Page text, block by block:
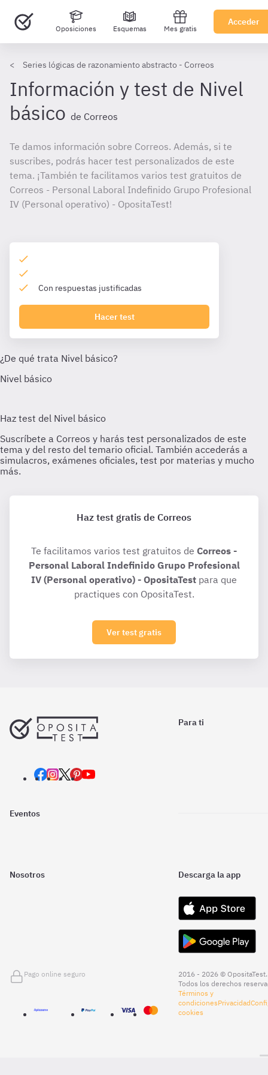
Oposiciones Esquemas Mes gratis
Acceder
Series lógicas de razonamiento abstracto - Correos
Información y test de Nivel
básico de Correos
Te damos información sobre Correos. Además, si te
suscribes, podrás hacer test personalizados de este
tema. ¡También te facilitamos varios test gratuitos de
Correos - Personal Laboral Indefinido Grupo Profesional
IV (Personal operativo) - OpositaTest!
Con respuestas justificadas
Hacer test
Haz test gratis de Correos
Te facilitamos varios test gratuitos de Correos -
Personal Laboral Indefinido Grupo Profesional
IV (Personal operativo) - OpositaTest para que
practiques con OpositaTest.
Ver test gratis
Para ti
Eventos
Nosotros Descarga la app
Pago online seguro
2016 - 2026 © OpositaTest.
Todos los derechos
Términos y
condicionesPrivacidad
cookies